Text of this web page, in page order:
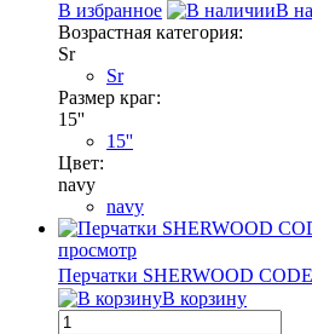
В избранное
В
Возрастная категория:
Sr
Sr
Размер краг:
15''
15''
Цвет:
navy
navy
просмотр
Перчатки SHERWOOD
В корзину